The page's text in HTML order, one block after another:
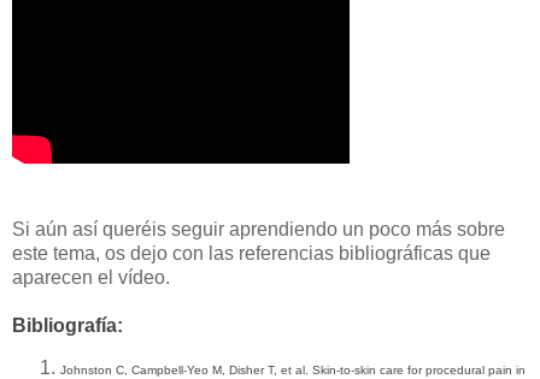
Si aún así queréis seguir aprendiendo un poco más sobre
este tema, os dejo con las referencias bibliográficas que
aparecen el vídeo.
Bibliografía:
Johnston C, Campbell-Yeo M, Disher T, et al. Skin-to-skin care for procedural pain in